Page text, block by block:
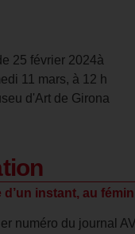
25 février 2024à
11 mars, à 12 h
d'Art de Girona
instant, au
numéro du journal